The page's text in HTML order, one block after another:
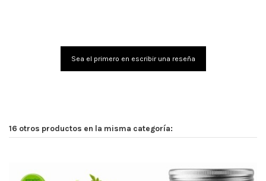
Sea el primero en escribir una reseña
16 otros productos en la misma categoría: